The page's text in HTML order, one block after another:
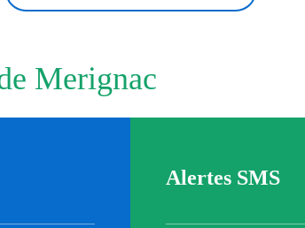
Merignac
Alertes SMS